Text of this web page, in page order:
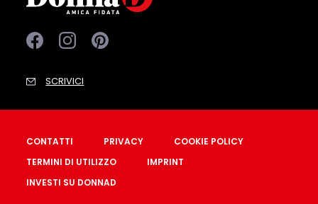
SCRIVICI
CONTATTI PRIVACY
COOKIE POLICY
TERMINI DI UTILIZZO
IMPRINT
INVESTI SU DONNAD